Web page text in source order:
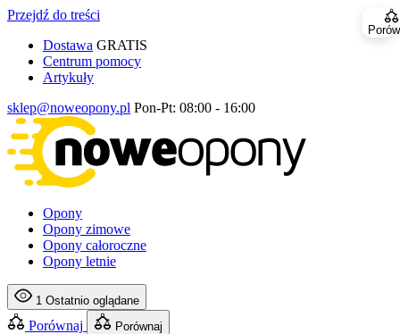
Przejdź do treści
Dostawa GRATIS
Centrum pomocy
Artykuły
sklep@noweopony.pl Pon-Pt: 08:00 - 16:00
Opony
Opony zimowe
Opony całoroczne
Opony letnie
1 Ostatnio oglądane
Porównaj Porównaj